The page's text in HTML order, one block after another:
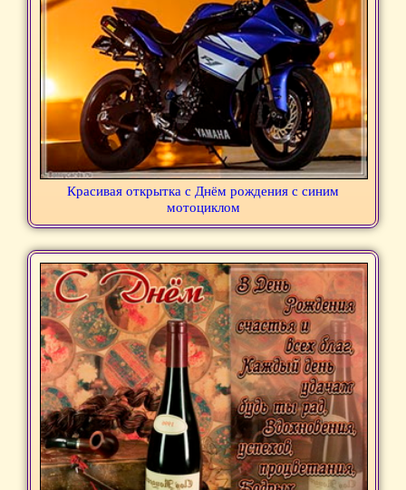
Красивая открытка с Днём рождения с синим
мотоциклом